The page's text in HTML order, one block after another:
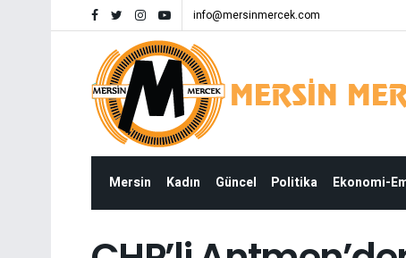
info@mersinmercek.com
Mersin Kadın Güncel Politika Ekonomi-